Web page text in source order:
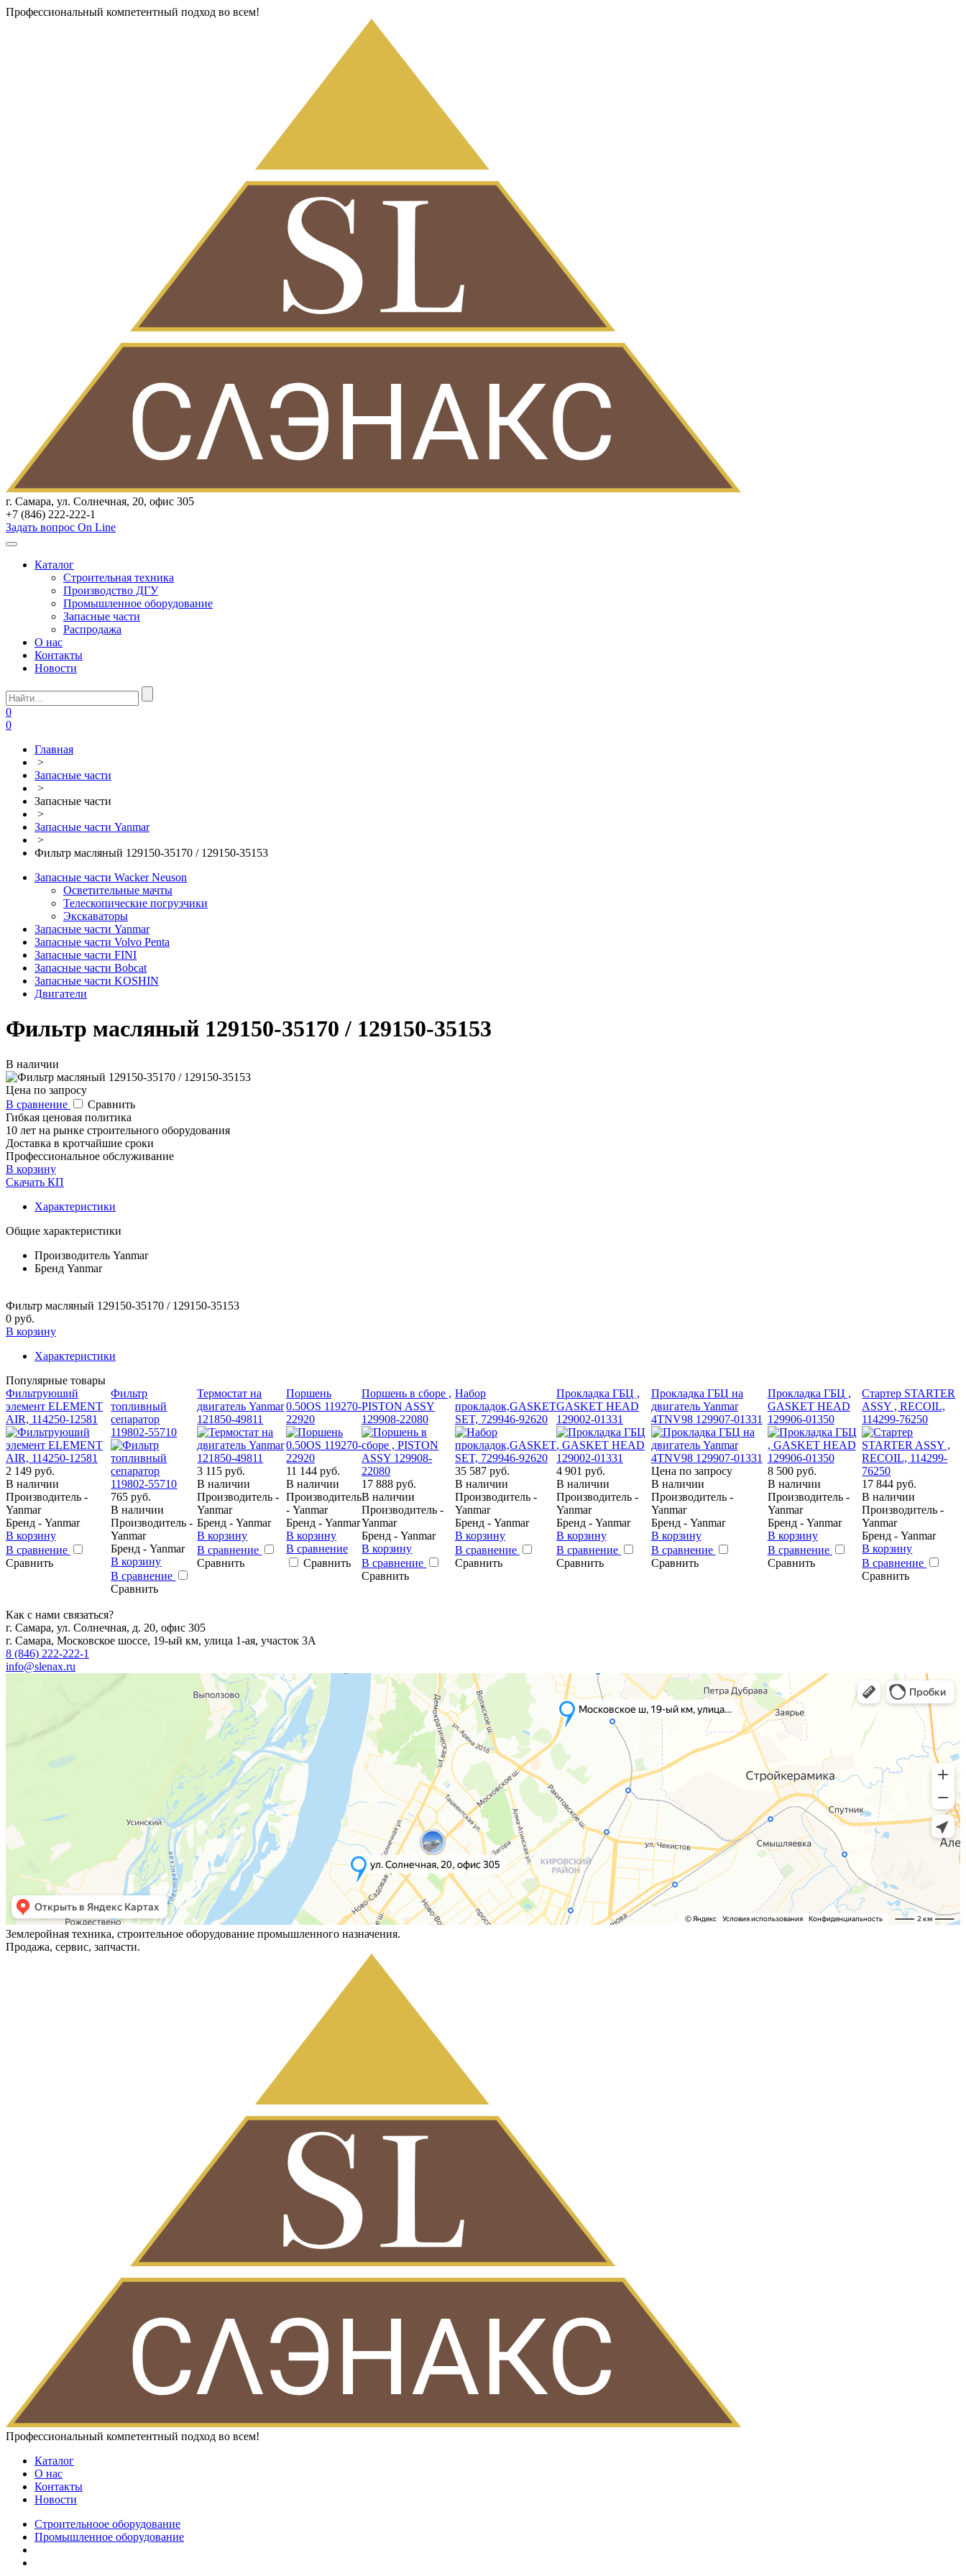
Профессиональный компетентный подход во всем!
г. Самара, ул. Солнечная, 20, офис 305
+7 (846) 222-222-1
Задать вопрос On Line
Каталог
Строительная техника
Производство ДГУ
Промышленное оборудование
Запасные части
Распродажа
О нас
Контакты
Новости
0
0
Главная
>
Запасные части
>
Запасные части
>
Запасные части Yanmar
>
Фильтр масляный 129150-35170 / 129150-35153
Запасные части Wacker Neuson
Осветительные мачты
Телескопические погрузчики
Экскаваторы
Запасные части Yanmar
Запасные части Volvo Penta
Запасные части FINI
Запасные части Bobcat
Запасные части KOSHIN
Двигатели
Фильтр масляный 129150-35170 / 129150-35153
В наличии
Цена по запросу
В сравнение
Сравнить
Гибкая ценовая политика
10 лет на рынке строительного оборудования
Доставка в кротчайшие сроки
Профессиональное обслуживание
В корзину
Скачать КП
Характеристики
Общие характеристики
Производитель Yanmar
Бренд Yanmar
Фильтр масляный 129150-35170 / 129150-35153
0 руб.
В корзину
Характеристики
Популярные товары
Фильтруюший
элемент ELEMENT
AIR, 114250-12581
2 149 руб.
В наличии
Производитель -
Yanmar
Бренд - Yanmar
В корзину
В сравнение
Сравнить
Фильтр
топливный
сепаратор
119802-55710
765 руб.
В наличии
Производитель -
Yanmar
Бренд - Yanmar
В корзину
В сравнение
Сравнить
Термостат на
двигатель Yanmar
121850-49811
3 115 руб.
В наличии
Производитель -
Yanmar
Бренд - Yanmar
В корзину
В сравнение
Сравнить
Поршень
0.50OS 119270-
22920
11 144 руб.
В наличии
Производитель
- Yanmar
Бренд - Yanmar
В корзину
В сравнение
Сравнить
Поршень в сборе ,
PISTON ASSY
129908-22080
17 888 руб.
В наличии
Производитель -
Yanmar
Бренд - Yanmar
В корзину
В сравнение
Сравнить
Набор
прокладок,GASKET
SET, 729946-92620
35 587 руб.
В наличии
Производитель -
Yanmar
Бренд - Yanmar
В корзину
В сравнение
Сравнить
Прокладка ГБЦ ,
GASKET HEAD
129002-01331
4 901 руб.
В наличии
Производитель -
Yanmar
Бренд - Yanmar
В корзину
В сравнение
Сравнить
Прокладка ГБЦ на
двигатель Yanmar
4TNV98 129907-01331
Цена по запросу
В наличии
Производитель -
Yanmar
Бренд - Yanmar
В корзину
В сравнение
Сравнить
Прокладка ГБЦ ,
GASKET HEAD
129906-01350
8 500 руб.
В наличии
Производитель -
Yanmar
Бренд - Yanmar
В корзину
В сравнение
Сравнить
Стартер STARTER
ASSY , RECOIL,
114299-76250
17 844 руб.
В наличии
Производитель -
Yanmar
Бренд - Yanmar
В корзину
В сравнение
Сравнить
Как с нами связаться?
г. Самара, ул. Солнечная, д. 20, офис 305
г. Самара, Московское шоссе, 19-ый км, улица 1-ая, участок 3А
8 (846) 222-222-1
info@slenax.ru
Землеройная техника, строительное оборудование промышленного назначения.
Продажа, сервис, запчасти.
Профессиональный компетентный подход во всем!
Каталог
О нас
Контакты
Новости
Строительноое оборудование
Промышленное оборудование